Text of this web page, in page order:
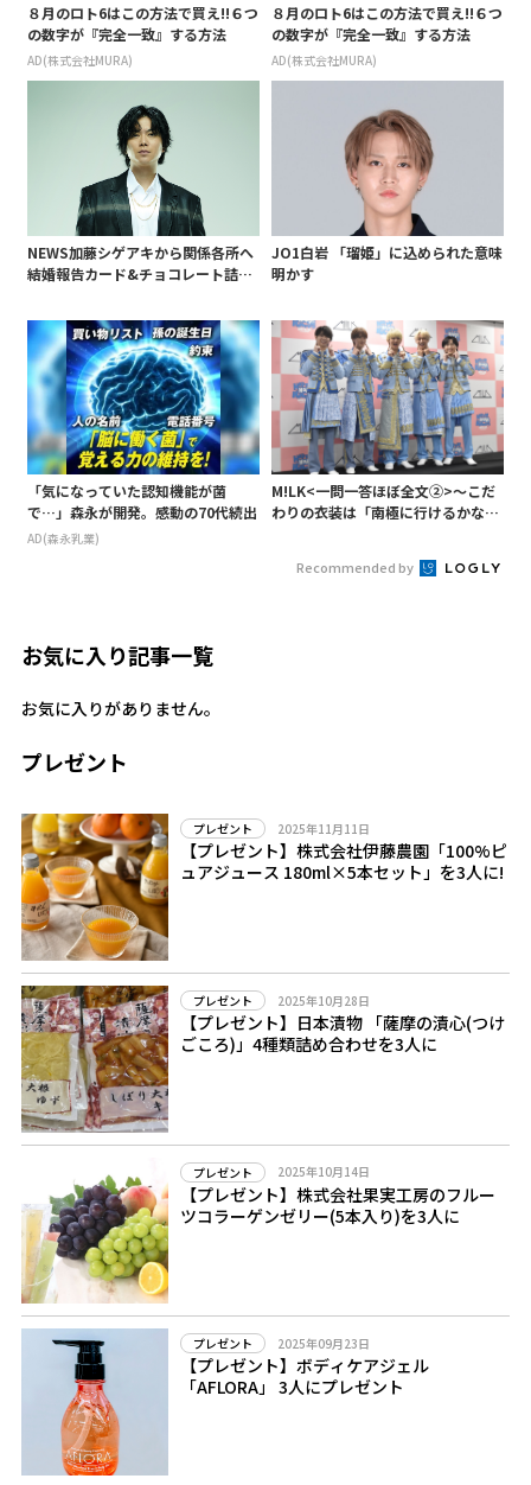
８月のロト6はこの方法で買え!!６つ
の数字が『完全一致』する方法
AD(株式会社MURA)
８月のロト6はこの方法で買え!!６つ
の数字が『完全一致』する方法
AD(株式会社MURA)
NEWS加藤シゲアキから関係各所へ
結婚報告カード&チョコレート詰め
も添えて
JO1白岩 「瑠姫」に込められた意味
明かす
「気になっていた認知機能が菌
で…」森永が開発。感動の70代続出
AD(森永乳業)
M!LK<一問一答ほぼ全文②>～こだ
わりの衣装は「南極に行けるかなと
Recommended by
お気に入り記事一覧
お気に入りがありません。
プレゼント
プレゼント 2025年11月11日
【プレゼント】株式会社伊藤農園「100%ピ
ュアジュース 180ml×5本セット」を3人に!
プレゼント 2025年10月28日
【プレゼント】日本漬物 「薩摩の漬心(つけ
ごころ)」4種類詰め合わせを3人に
プレゼント 2025年10月14日
【プレゼント】株式会社果実工房のフルー
ツコラーゲンゼリー(5本入り)を3人に
プレゼント 2025年09月23日
【プレゼント】ボディケアジェル
「AFLORA」 3人にプレゼント